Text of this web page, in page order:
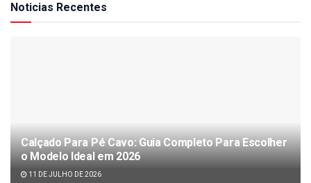
Noticias Recentes
Calçado Para Pé Cavo: Guia Completo Para Escolher
o Modelo Ideal em 2026
11 DE JULHO DE 2026